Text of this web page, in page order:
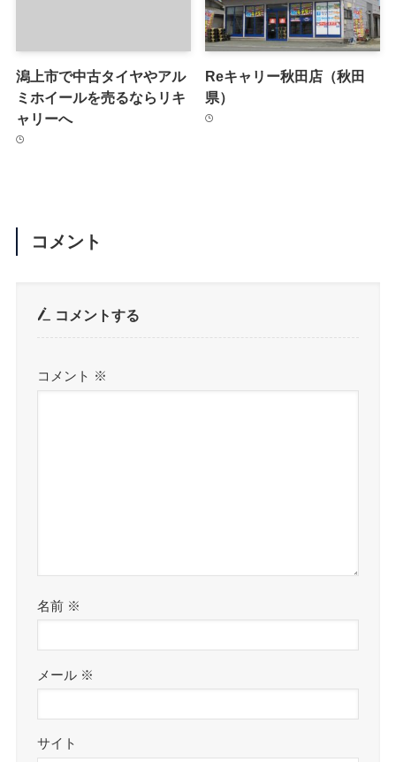
潟上市で中古タイヤやアル
ミホイールを売るならリキ
ャリーへ
Reキャリー秋田店（秋田
県）
コメント
コメントする
コメント ※
名前 ※
メール ※
サイト